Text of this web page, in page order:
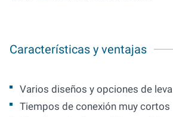
Características y ventajas
Varios diseños y opciones de leva
Tiempos de conexión muy cortos